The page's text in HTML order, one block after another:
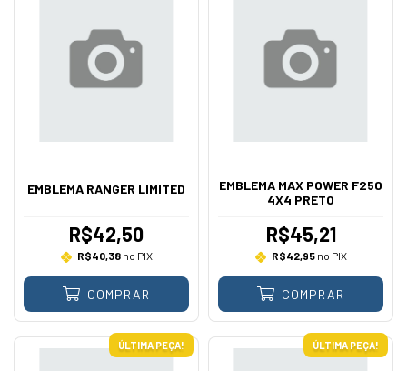
EMBLEMA RANGER LIMITED
R$42,50
R$40,38no PIX
COMPRAR
EMBLEMA MAX POWER F250
4X4 PRETO
R$45,21
R$42,95no PIX
COMPRAR
ÚLTIMA PEÇA! ÚLTIMA PEÇA!